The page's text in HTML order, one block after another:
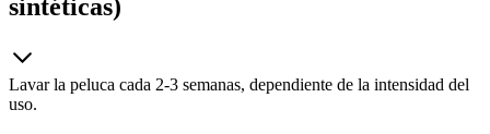
sintéticas)
Lavar la peluca cada 2-3 semanas, dependiente de la intensidad del
uso.